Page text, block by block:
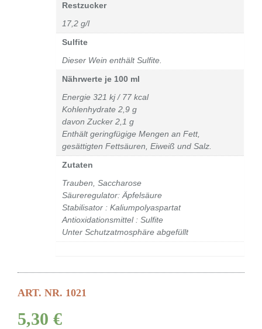
Restzucker
17,2 g/l
Sulfite
Dieser Wein enthält Sulfite.
Nährwerte je 100 ml
Energie 321 kj / 77 kcal
Kohlenhydrate 2,9 g
davon Zucker 2,1 g
Enthält geringfügige Mengen an Fett,
gesättigten Fettsäuren, Eiweiß und Salz.
Zutaten
Trauben, Saccharose
Säureregulator: Äpfelsäure
Stabilisator : Kaliumpolyaspartat
Antioxidationsmittel : Sulfite
Unter Schutzatmosphäre abgefüllt
ART. NR. 1021
5,30 €